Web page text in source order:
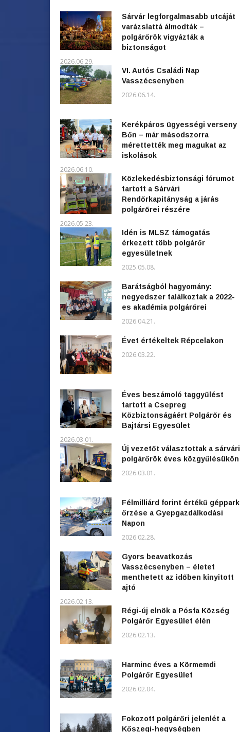
Sárvár legforgalmasabb utcáját
varázslattá álmodták –
polgárőrök vigyázták a
biztonságot
2026.06.29.
VI. Autós Családi Nap
Vasszécsenyben
2026.06.14.
Kerékpáros ügyességi verseny
Bőn – már másodszorra
mérettették meg magukat az
iskolások
2026.06.10.
Közlekedésbiztonsági fórumot
tartott a Sárvári
Rendőrkapitányság a járás
polgárőrei részére
2026.05.23.
Idén is MLSZ támogatás
érkezett több polgárőr
egyesületnek
2025.05.08.
Barátságból hagyomány:
negyedszer találkoztak a 2022-
es akadémia polgárőrei
2026.04.21.
Évet értékeltek Répcelakon
2026.03.22.
Éves beszámoló taggyűlést
tartott a Csepreg
Közbiztonságáért Polgárőr és
Bajtársi Egyesület
2026.03.01.
Új vezetőt választottak a sárvári
polgárőrök éves közgyűlésükön
2026.03.01.
Félmilliárd forint értékű géppark
őrzése a Gyepgazdálkodási
Napon
2026.02.28.
Gyors beavatkozás
Vasszécsenyben – életet
menthetett az időben kinyitott
ajtó
2026.02.13.
Régi-új elnök a Pósfa Község
Polgárőr Egyesület élén
2026.02.13.
Harminc éves a Körmemdi
Polgárőr Egyesület
2026.02.04.
Fokozott polgárőri jelenlét a
Kőszegi-hegységben